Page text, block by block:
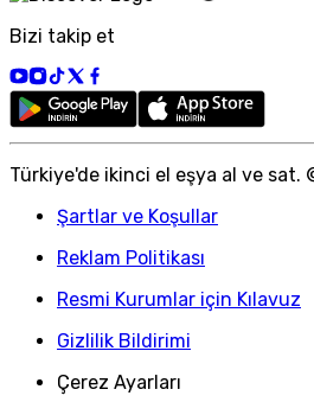
Bizi takip et
Türkiye'de ikinci el eşya al ve sat.
Şartlar ve Koşullar
Reklam Politikası
Resmi Kurumlar için Kılavuz
Gizlilik Bildirimi
Çerez Ayarları